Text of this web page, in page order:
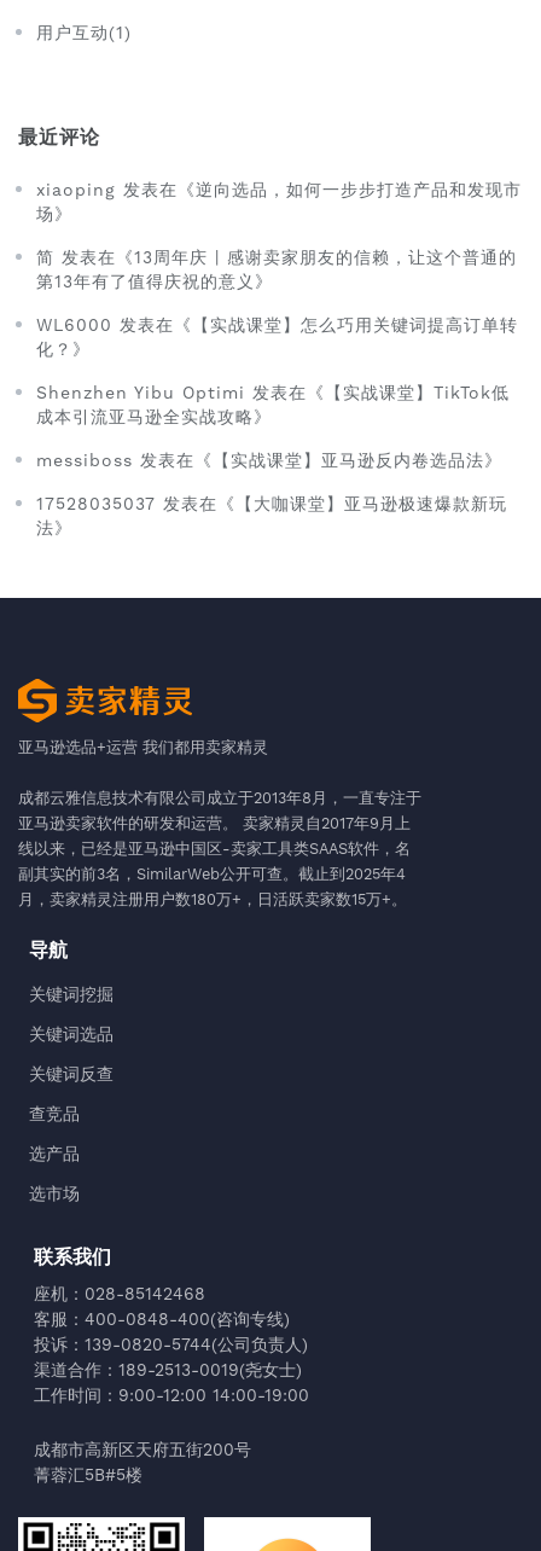
用户互动(1)
最近评论
xiaoping 发表在《逆向选品，如何一步步打造产品和发现市
场》
简 发表在《13周年庆 | 感谢卖家朋友的信赖，让这个普通的
第13年有了值得庆祝的意义》
WL6000 发表在《【实战课堂】怎么巧用关键词提高订单转
化？》
Shenzhen Yibu Optimi 发表在《【实战课堂】TikTok低
成本引流亚马逊全实战攻略》
messiboss 发表在《【实战课堂】亚马逊反内卷选品法》
17528035037 发表在《【大咖课堂】亚马逊极速爆款新玩
法》
亚马逊选品+运营 我们都用卖家精灵
成都云雅信息技术有限公司成立于2013年8月，一直专注于
亚马逊卖家软件的研发和运营。 卖家精灵自2017年9月上
线以来，已经是亚马逊中国区-卖家工具类SAAS软件，名
副其实的前3名，SimilarWeb公开可查。截止到2025年4
月，卖家精灵注册用户数180万+，日活跃卖家数15万+。
导航
关键词挖掘
关键词选品
关键词反查
查竞品
选产品
选市场
联系我们
座机：028-85142468
客服：400-0848-400(咨询专线)
投诉：139-0820-5744(公司负责人)
渠道合作：189-2513-0019(尧女士)
工作时间：9:00-12:00 14:00-19:00
成都市高新区天府五街200号
菁蓉汇5B#5楼